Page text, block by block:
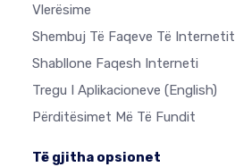
Vlerësime
Shembuj Të Faqeve Të Internetit
Shabllone Faqesh Interneti
Tregu I Aplikacioneve (English)
Përditësimet Më Të Fundit
Të gjitha opsionet